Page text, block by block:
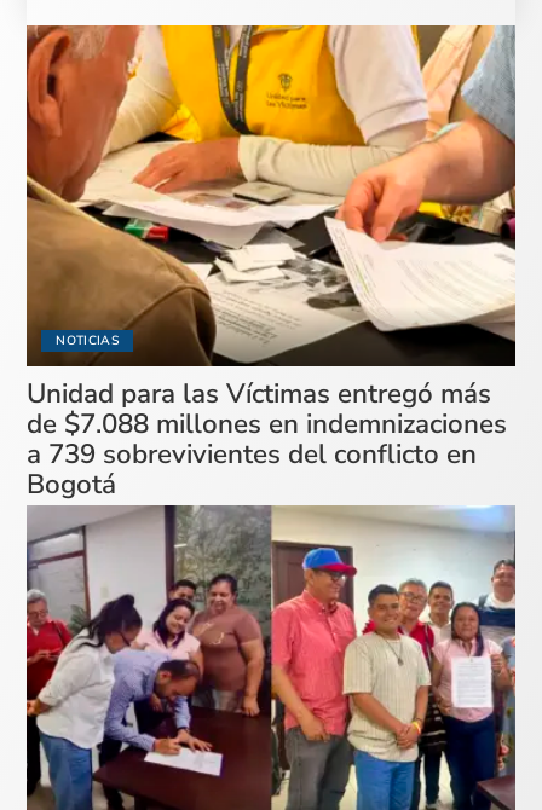
NOTICIAS
Unidad para las Víctimas entregó más
de $7.088 millones en indemnizaciones
a 739 sobrevivientes del conflicto en
Bogotá